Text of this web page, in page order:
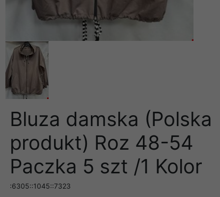
Bluza damska (Polska
produkt) Roz 48-54
Paczka 5 szt /1 Kolor
:6305::1045::7323